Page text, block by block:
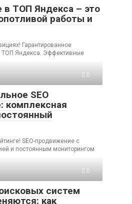
ТОП Яндекса – это
работы и
Гарантированное
ТОП Яндекса. Эффективные
0
SEO
комплексная
SEO-продвижение с
и постоянным мониторингом
0
систем
как